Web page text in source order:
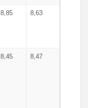
8,85 8,63
8,45 8,47